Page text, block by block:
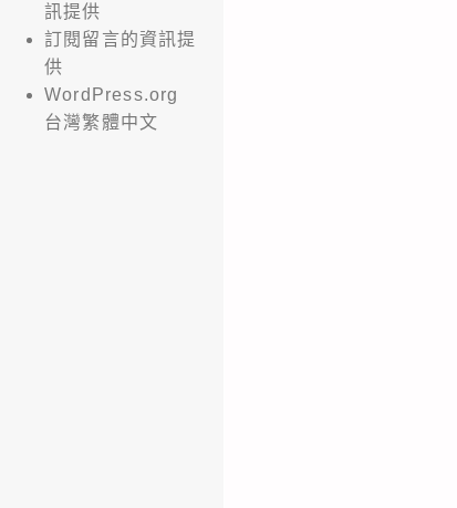
訊提供
訂閱留言的資訊提
供
WordPress.org
台灣繁體中文